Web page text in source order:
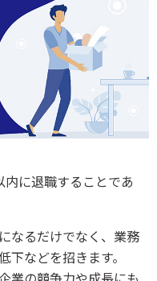
に退職することであ
なるだけでなく、業務
などを招きます。